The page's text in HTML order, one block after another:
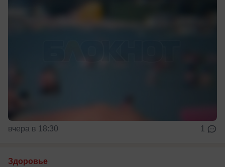
вчера в 18:30 1
Здоровье